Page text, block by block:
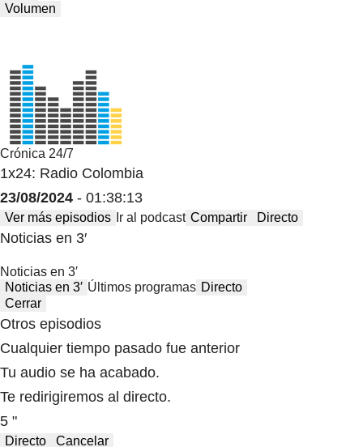
Volumen
Crónica 24/7
1x24: Radio Colombia
23/08/2024 - 01:38:13
Ver más episodios Ir al podcast Compartir Directo
Noticias en 3′
Noticias en 3′
Noticias en 3′ Últimos programas Directo
Cerrar
Otros episodios
Cualquier tiempo pasado fue anterior
Tu audio se ha acabado.
Te redirigiremos al directo.
5 "
Directo Cancelar